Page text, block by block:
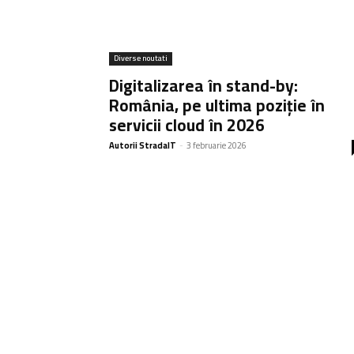
Diverse noutati
Digitalizarea în stand-by:
România, pe ultima poziție în
servicii cloud în 2026
Autorii StradaIT - 3 februarie 2026